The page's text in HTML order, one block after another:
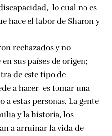
lo cual no es
hace el labor de Sharon y
rechazados y no
sus países de origen;
de este tipo de
a hacer es tomar una
estas personas. La gente
y la historia, los
a arruinar la vida de